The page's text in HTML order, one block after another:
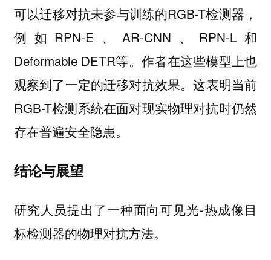
可以迁移对抗未参与训练的RGB-T检测器，
例如RPN-E、AR-CNN、RPN-L和
Deformable DETR等。作者在这些模型上也
观察到了一定的迁移对抗效果。这表明当前
RGB-T检测系统在面对现实物理对抗时仍然
存在普遍安全隐患。
结论与展望
研究人员提出了一种面向可见光-热成像目
标检测器的物理对抗方法。